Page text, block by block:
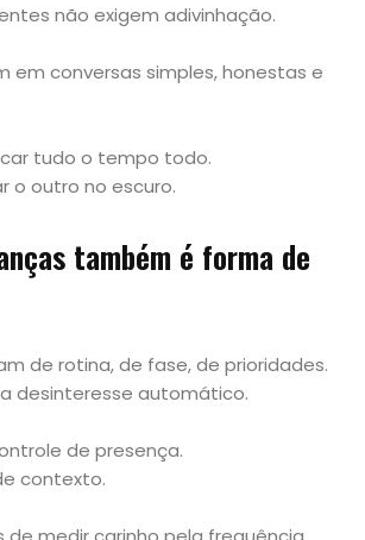
não exigem adivinhação.
em conversas simples, honestas e
tudo o tempo todo.
o outro no escuro.
também é forma de
de rotina, de fase, de prioridades.
desinteresse automático.
de presença.
contexto.